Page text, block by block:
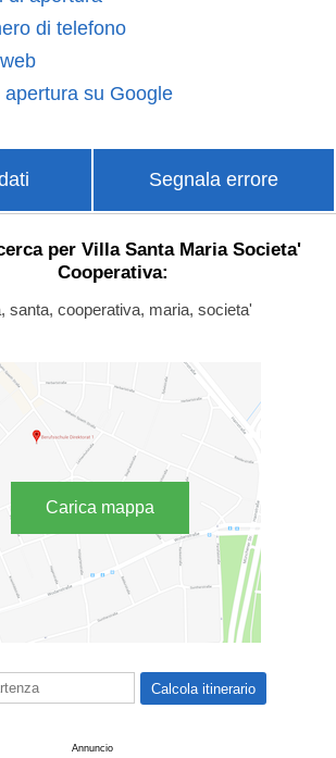
di telefono
su Google
Segnala errore
per Villa Santa Maria Societa'
Cooperativa:
santa, cooperativa, maria, societa'
Carica mappa
Annuncio